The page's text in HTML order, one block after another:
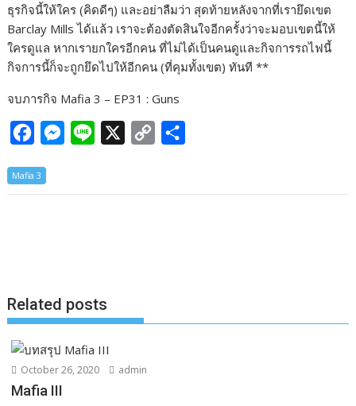
ธุรกิจนี้ให้ใคร (คิดดีๆ) และอย่าลืมว่า สุดท้ายหลังจากที่เรายึดเขต
Barclay Mills ได้แล้ว เราจะต้องตัดสินใจอีกครั้งว่าจะมอบเขตนี้ให้
ใครดูแล หากเรายกใครอีกคน ที่ไม่ได้เป็นคนดูและกิจการรถไฟนี้
กิจการนี้ก็จะถูกยึดไปให้อีกคน (ที่คุมทั้งเขต) ทันที **
จบภารกิจ Mafia 3 – EP31 : Guns
c
k
M
e
r
Mafia 3
Related posts
October 26, 2020 admin
Mafia III